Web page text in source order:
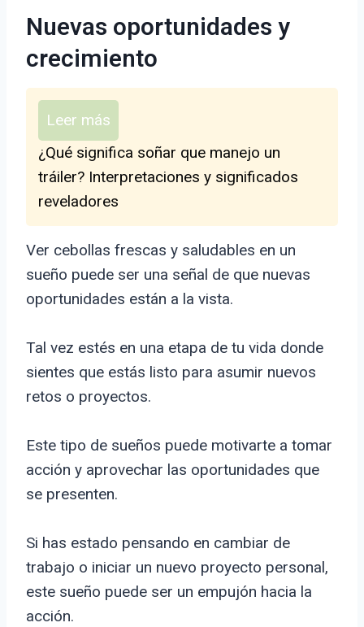
Nuevas oportunidades y
crecimiento
Leer más
¿Qué significa soñar que manejo un
tráiler? Interpretaciones y significados
reveladores
Ver cebollas frescas y saludables en un
sueño puede ser una señal de que nuevas
oportunidades están a la vista.
Tal vez estés en una etapa de tu vida donde
sientes que estás listo para asumir nuevos
retos o proyectos.
Este tipo de sueños puede motivarte a tomar
acción y aprovechar las oportunidades que
se presenten.
Si has estado pensando en cambiar de
trabajo o iniciar un nuevo proyecto personal,
este sueño puede ser un empujón hacia la
acción.